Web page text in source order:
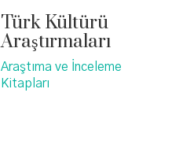
Türk Kültürü
Araştırmaları
Araştıma ve İnceleme
Kitapları